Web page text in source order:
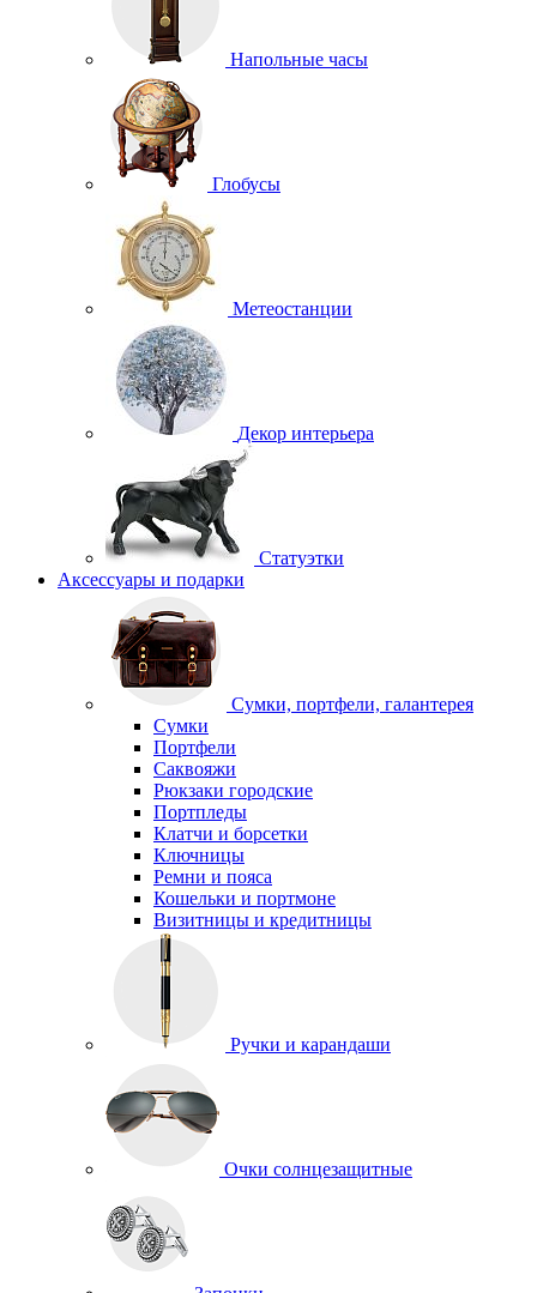
Напольные часы
Глобусы
Метеостанции
Декор интерьера
Статуэтки
Аксессуары и подарки
Сумки, портфели, галантерея
Сумки
Портфели
Саквояжи
Рюкзаки городские
Портпледы
Клатчи и борсетки
Ключницы
Ремни и пояса
Кошельки и портмоне
Визитницы и кредитницы
Ручки и карандаши
Очки солнцезащитные